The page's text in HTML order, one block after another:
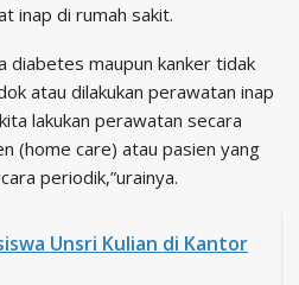
inap di rumah sakit.
diabetes maupun kanker tidak
atau dilakukan perawatan inap
lakukan perawatan secara
(home care) atau pasien yang
periodik,”urainya.
Unsri Kulian di Kantor